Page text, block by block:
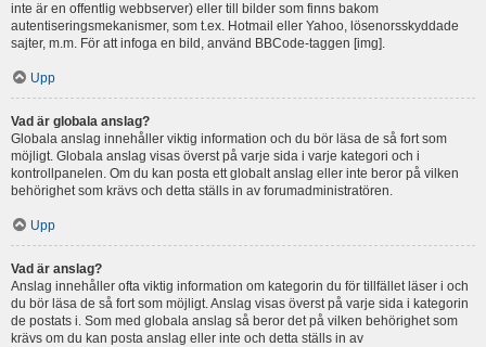
inte är en offentlig webbserver) eller till bilder som finns bakom
autentiseringsmekanismer, som t.ex. Hotmail eller Yahoo, lösenorsskyddade
sajter, m.m. För att infoga en bild, använd BBCode-taggen [img].
Upp
Vad är globala anslag?
Globala anslag innehåller viktig information och du bör läsa de så fort som
möjligt. Globala anslag visas överst på varje sida i varje kategori och i
kontrollpanelen. Om du kan posta ett globalt anslag eller inte beror på vilken
behörighet som krävs och detta ställs in av forumadministratören.
Upp
Vad är anslag?
Anslag innehåller ofta viktig information om kategorin du för tillfället läser i och
du bör läsa de så fort som möjligt. Anslag visas överst på varje sida i kategorin
de postats i. Som med globala anslag så beror det på vilken behörighet som
krävs om du kan posta anslag eller inte och detta ställs in av